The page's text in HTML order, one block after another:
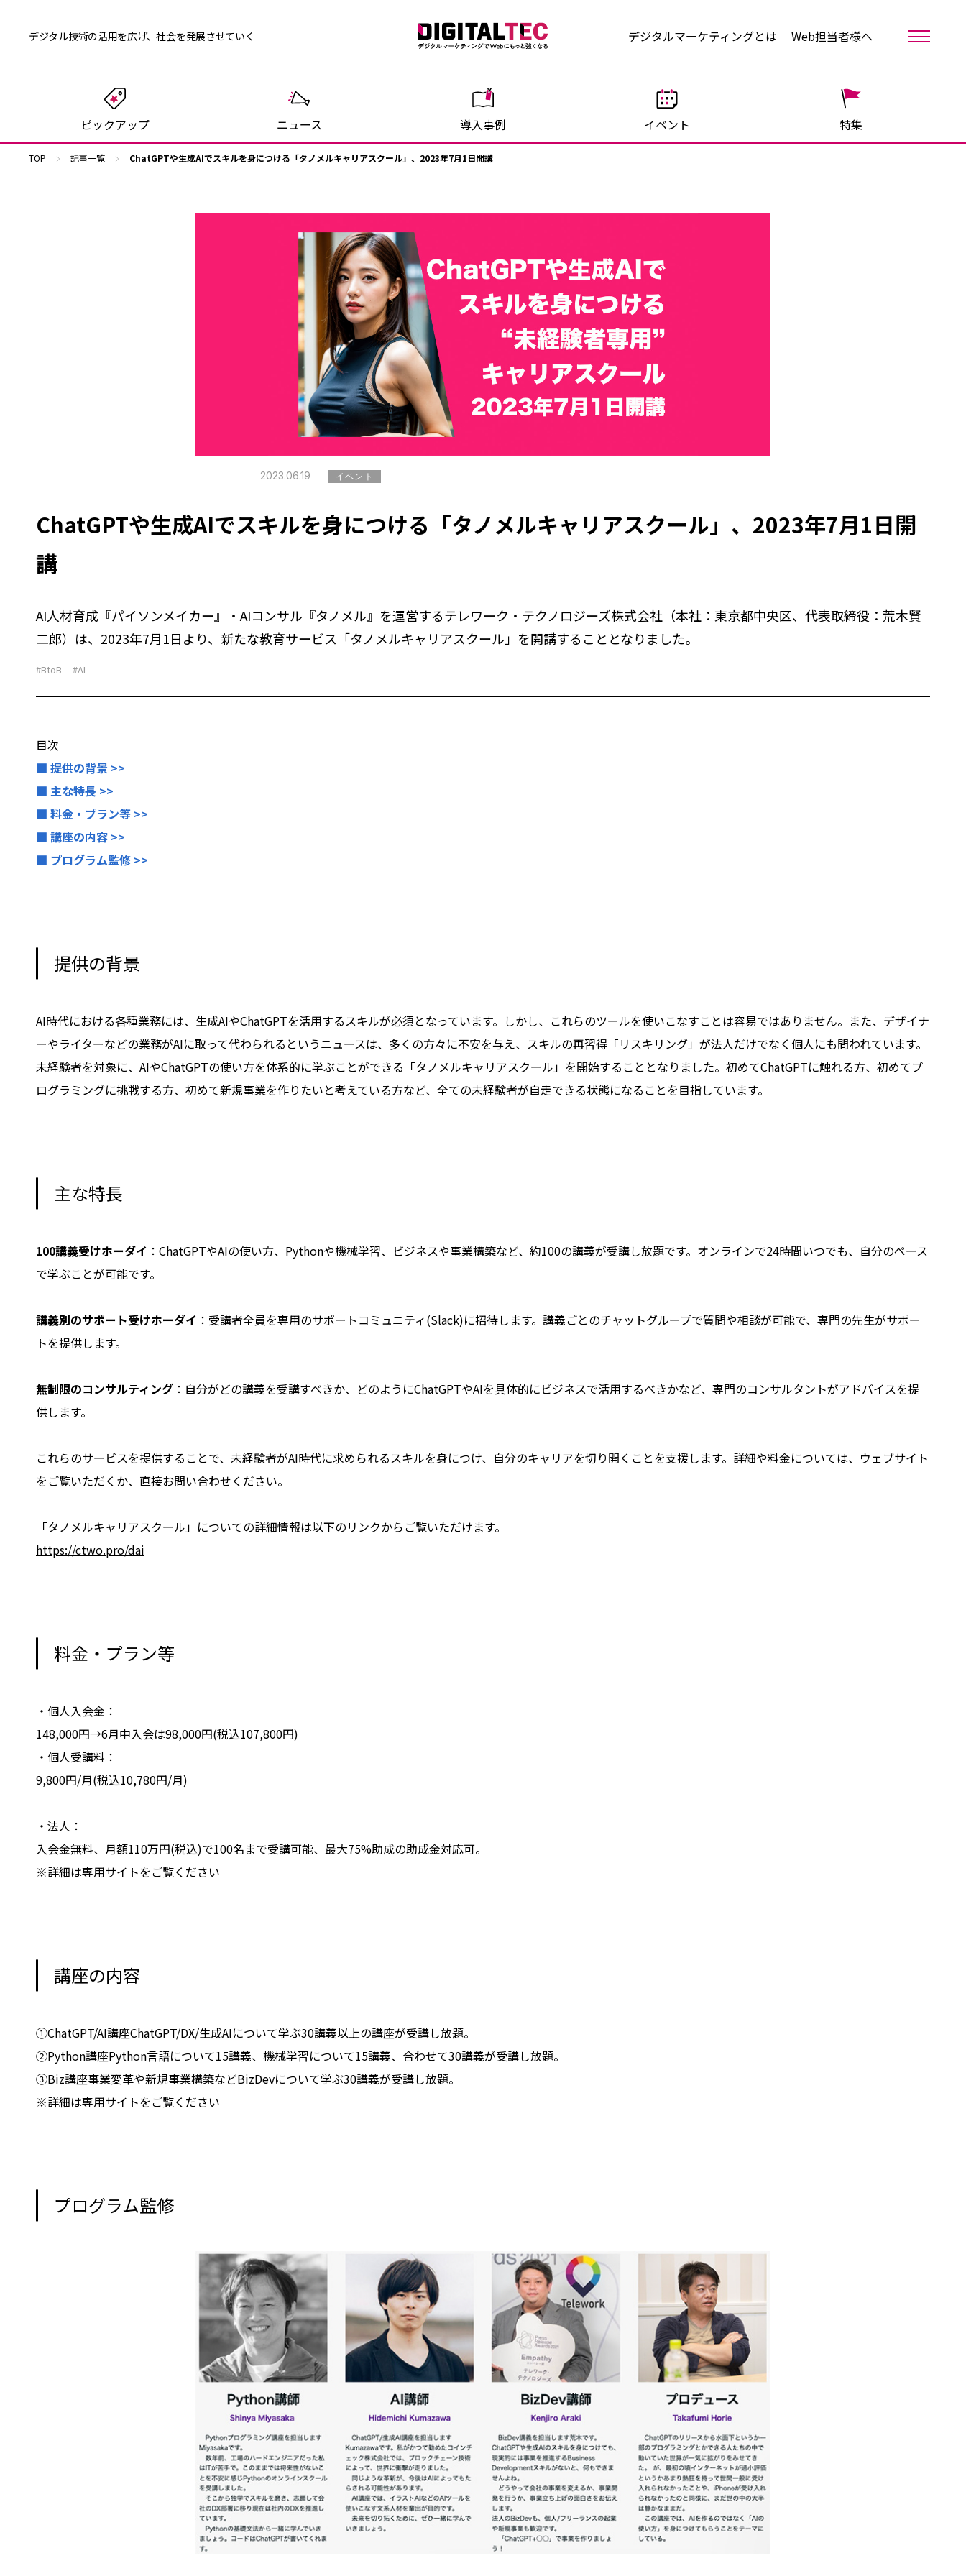
デジタル技術の活用を広げ、社会を発展させていく デジタルマーケティングとは Web担当者様へ
ピックアップ ニュース 導入事例 イベント 特集
TOP 記事一覧 ChatGPTや生成AIでスキルを身につける「タノメルキャリアスクール」、2023年7月1日開講
2023.06.19 イベント
ChatGPTや生成AIでスキルを身につける「タノメルキャリアスクール」、2023年7月1日開
講
AI人材育成『パイソンメイカー』・AIコンサル『タノメル』を運営するテレワーク・テクノロジーズ株式会社（本社：東京都中央区、代表取締役：荒木賢
二郎）は、2023年7月1日より、新たな教育サービス「タノメルキャリアスクール」を開講することとなりました。
#BtoB #AI
目次
■ 提供の背景 >>
■ 主な特長 >>
■ 料金・プラン等 >>
■ 講座の内容 >>
■ プログラム監修 >>
提供の背景
AI時代における各種業務には、生成AIやChatGPTを活用するスキルが必須となっています。しかし、これらのツールを使いこなすことは容易ではありません。また、デザイナ
ーやライターなどの業務がAIに取って代わられるというニュースは、多くの方々に不安を与え、スキルの再習得「リスキリング」が法人だけでなく個人にも問われています。
未経験者を対象に、AIやChatGPTの使い方を体系的に学ぶことができる「タノメルキャリアスクール」を開始することとなりました。初めてChatGPTに触れる方、初めてプ
ログラミングに挑戦する方、初めて新規事業を作りたいと考えている方など、全ての未経験者が自走できる状態になることを目指しています。
主な特長
100講義受けホーダイ ：ChatGPTやAIの使い方、Pythonや機械学習、ビジネスや事業構築など、約100の講義が受講し放題です。オンラインで24時間いつでも、自分のペース
で学ぶことが可能です。
講義別のサポート受けホーダイ ：受講者全員を専用のサポートコミュニティ(Slack)に招待します。講義ごとのチャットグループで質問や相談が可能で、専門の先生がサポー
トを提供します。
無制限のコンサルティング ：自分がどの講義を受講すべきか、どのようにChatGPTやAIを具体的にビジネスで活用するべきかなど、専門のコンサルタントがアドバイスを提
供します。
これらのサービスを提供することで、未経験者がAI時代に求められるスキルを身につけ、自分のキャリアを切り開くことを支援します。詳細や料金については、ウェブサイト
をご覧いただくか、直接お問い合わせください。
「タノメルキャリアスクール」についての詳細情報は以下のリンクからご覧いただけます。
https://ctwo.pro/dai
料金・プラン等
・個人入会金：
148,000円→6月中入会は98,000円(税込107,800円)
・個人受講料：
9,800円/月(税込10,780円/月)
・法人：
入会金無料、月額110万円(税込)で100名まで受講可能、最大75%助成の助成金対応可。
※詳細は専用サイトをご覧ください
講座の内容
①ChatGPT/AI講座ChatGPT/DX/生成AIについて学ぶ30講義以上の講座が受講し放題。
②Python講座Python言語について15講義、機械学習について15講義、合わせて30講義が受講し放題。
③Biz講座事業変革や新規事業構築などBizDevについて学ぶ30講義が受講し放題。
※詳細は専用サイトをご覧ください
プログラム監修